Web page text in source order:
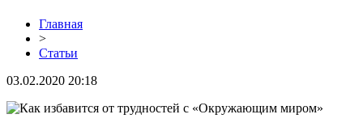
Главная
>
Статьи
03.02.2020 20:18